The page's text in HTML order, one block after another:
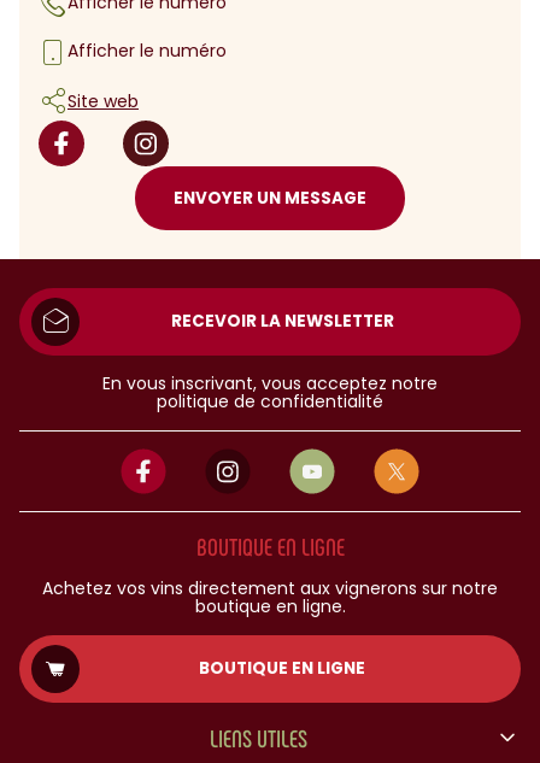
Afficher le numéro
Site web
ENVOYER UN MESSAGE
RECEVOIR LA NEWSLETTER
En vous inscrivant, vous acceptez notre
politique de confidentialité
BOUTIQUE EN LIGNE
Achetez vos vins directement aux vignerons sur notre
boutique en ligne.
BOUTIQUE EN LIGNE
LIENS UTILES